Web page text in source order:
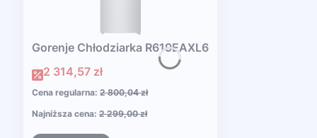
Gorenje Chłodziarka R619EAXL6
Cena promocyjna
2 314,57 zł
Cena regularna: 2 800,04 zł
Najniższa cena: 2 299,00 zł